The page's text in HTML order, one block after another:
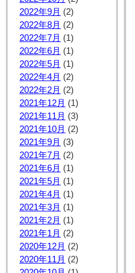
2022年9月 (2)
2022年8月 (2)
2022年7月 (1)
2022年6月 (1)
2022年5月 (1)
2022年4月 (2)
2022年2月 (2)
2021年12月 (1)
2021年11月 (3)
2021年10月 (2)
2021年9月 (3)
2021年7月 (2)
2021年6月 (1)
2021年5月 (1)
2021年4月 (1)
2021年3月 (1)
2021年2月 (1)
2021年1月 (2)
2020年12月 (2)
2020年11月 (2)